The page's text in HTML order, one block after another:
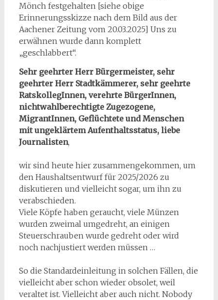
Mönch festgehalten [siehe obige
Erinnerungsskizze nach dem Bild aus der
Aachener Zeitung vom 20.03.2025] Uns zu
erwähnen wurde dann komplett
„geschlabbert“.
Sehr geehrter Herr Bürgermeister, sehr
geehrter Herr Stadtkämmerer, sehr geehrte
RatskollegInnen, verehrte BürgerInnen,
nichtwahlberechtigte Zugezogene,
MigrantInnen, Geflüchtete und Menschen
mit ungeklärtem Aufenthaltsstatus, liebe
Journalisten,
wir sind heute hier zusammengekommen, um
den Haushaltsentwurf für 2025/2026 zu
diskutieren und vielleicht sogar, um ihn zu
verabschieden.
Viele Köpfe haben geraucht, viele Münzen
wurden zweimal umgedreht, an einigen
Steuerschrauben wurde gedreht oder wird
noch nachjustiert werden müssen …
So die Standardeinleitung in solchen Fällen, die
vielleicht aber schon wieder obsolet, weil
veraltet ist. Vielleicht aber auch nicht. Nobody